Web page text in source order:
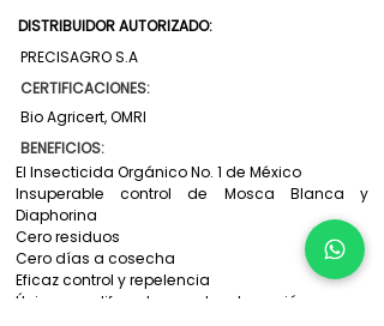
DISTRIBUIDOR AUTORIZADO:
PRECISAGRO S.A
CERTIFICACIONES:
Bio Agricert, OMRI
BENEFICIOS:
El Insecticida Orgánico No. 1 de México
Insuperable control de Mosca Blanca y
Diaphorina
Cero residuos
Cero días a cosecha
Eficaz control y repelencia
Único con diferentes modos de acción